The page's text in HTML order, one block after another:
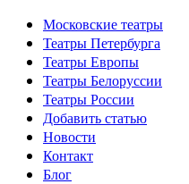
Московские театры
Театры Петербурга
Театры Европы
Театры Белоруссии
Театры России
Добавить статью
Новости
Контакт
Блог